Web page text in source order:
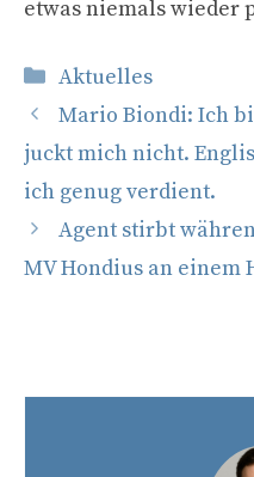
etwas niemals wieder
Kategorien
Aktuelles
Mario Biondi: Ich
juckt mich nicht.
ich genug verdient.
Agent stirbt
MV Hondius an einem